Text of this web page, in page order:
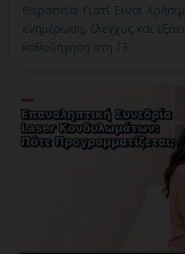
Θεραπεία: Γιατί Είναι
ενημέρωση, έλεγχος και
καθοδήγηση στη Γλ